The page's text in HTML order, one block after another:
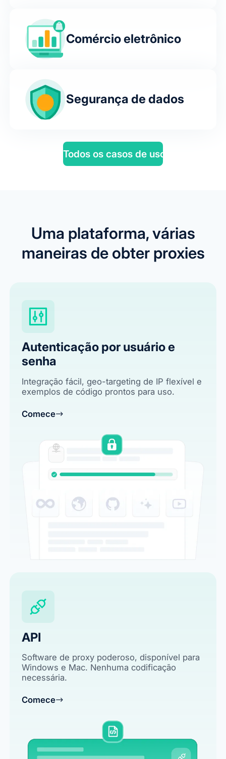
Comércio eletrônico
Segurança de dados
Todos os casos de uso
Uma plataforma, várias
maneiras de obter proxies
Autenticação por usuário e
senha
Integração fácil, geo-targeting de IP flexível e
exemplos de código prontos para uso.
Comece
API
Software de proxy poderoso, disponível para
Windows e Mac. Nenhuma codificação
necessária.
Comece